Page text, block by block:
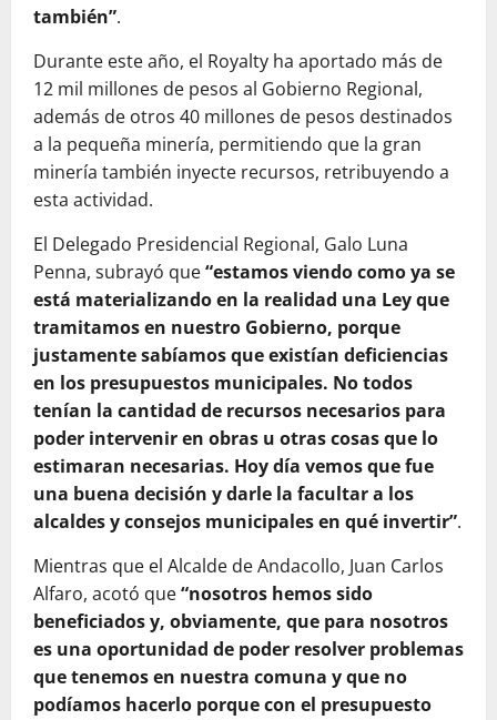
también”.
Durante este año, el Royalty ha aportado más de
12 mil millones de pesos al Gobierno Regional,
además de otros 40 millones de pesos destinados
a la pequeña minería, permitiendo que la gran
minería también inyecte recursos, retribuyendo a
esta actividad.
El Delegado Presidencial Regional, Galo Luna
Penna, subrayó que“estamos viendo como ya se
está materializando en la realidad una Ley que
tramitamos en nuestro Gobierno, porque
justamente sabíamos que existían deficiencias
en los presupuestos municipales. No todos
tenían la cantidad de recursos necesarios para
poder intervenir en obras u otras cosas que lo
estimaran necesarias. Hoy día vemos que fue
una buena decisión y darle la facultar a los
alcaldes y consejos municipales en qué invertir”.
Mientras que el Alcalde de Andacollo, Juan Carlos
Alfaro, acotó que“nosotros hemos sido
beneficiados y, obviamente, que para nosotros
es una oportunidad de poder resolver problemas
que tenemos en nuestra comuna y que no
podíamos hacerlo porque con el presupuesto